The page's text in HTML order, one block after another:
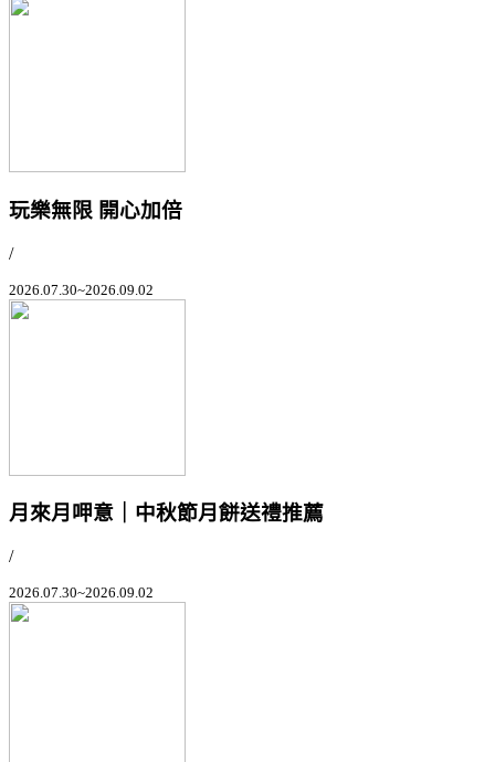
玩樂無限 開心加倍
/
2026.07.30~2026.09.02
月來月呷意｜中秋節月餅送禮推薦
/
2026.07.30~2026.09.02